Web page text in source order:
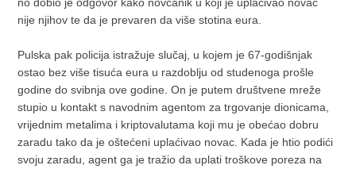
nije njihov te da je prevaren da više stotina eura.
Pulska pak policija istražuje slučaj, u kojem je 67-godišnjak
ostao bez više tisuća eura u razdoblju od studenoga prošle
godine do svibnja ove godine. On je putem društvene mreže
stupio u kontakt s navodnim agentom za trgovanje dionicama,
vrijednim metalima i kriptovalutama koji mu je obećao dobru
zaradu tako da je oštećeni uplaćivao novac. Kada je htio podići
svoju zaradu, agent ga je tražio da uplati troškove poreza na